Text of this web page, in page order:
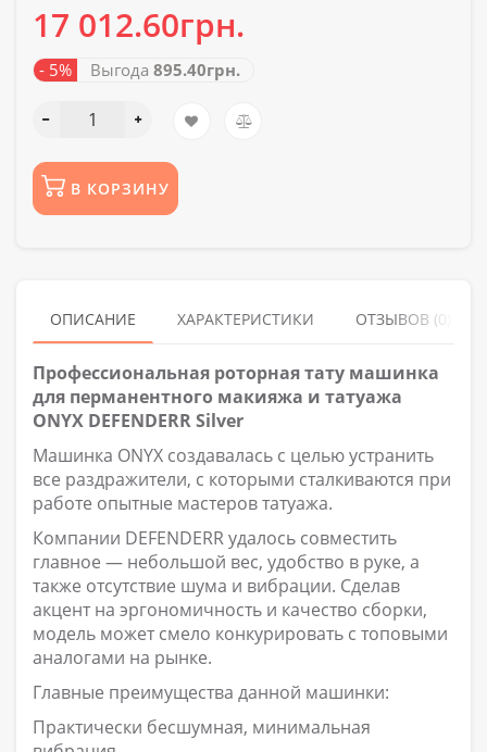
17 012.60грн.
- 5% Выгода 895.40грн.
В КОРЗИНУ
ОПИСАНИЕ ХАРАКТЕРИСТИКИ ОТЗЫВОВ (0)
Профессиональная роторная тату машинка
для перманентного макияжа и татуажа
ONYX DEFENDERR Silver
Машинка ONYX создавалась с целью устранить
все раздражители, с которыми сталкиваются при
работе опытные мастеров татуажа.
Компании DEFENDERR удалось совместить
главное — небольшой вес, удобство в руке, а
также отсутствие шума и вибрации. Сделав
акцент на эргономичность и качество сборки,
модель может смело конкурировать с топовыми
аналогами на рынке.
Главные преимущества данной машинки:
Практически бесшумная, минимальная